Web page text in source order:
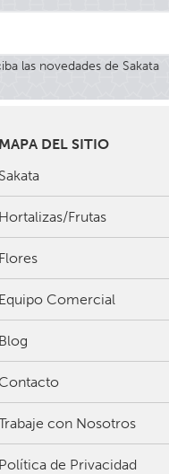
las novedades de Sakata
MAPA DEL SITIO
Sakata
Hortalizas/Frutas
Flores
Equipo Comercial
Blog
Contacto
con Nosotros
Política de Privacidad